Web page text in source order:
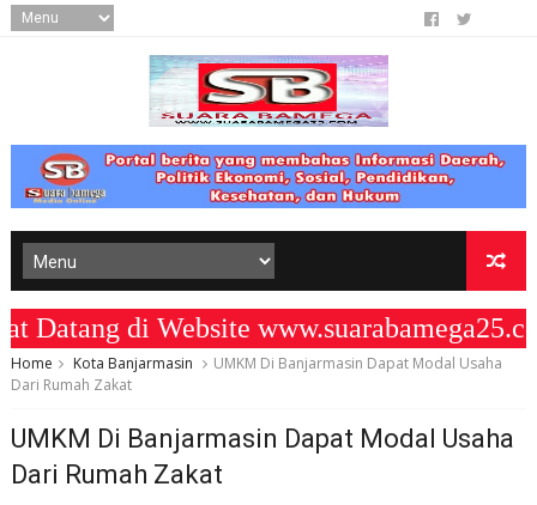
di Website
Home Kota Banjarmasin
UMKM Di Banjarmasin Dapat Modal Usaha
Dari Rumah Zakat
UMKM Di Banjarmasin Dapat Modal Usaha
Dari Rumah Zakat